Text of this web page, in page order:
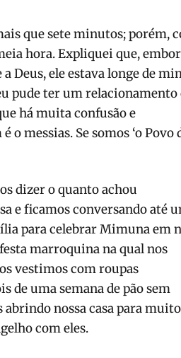
que sete minutos; porém,
hora. Expliquei que,
Deus, ele estava longe de
pude ter um
há muita confusão e
messias. Se somos ‘o Povo
dizer o quanto achou
e ficamos conversando até
para celebrar Mimuna em
marroquina na qual nos
vestimos com roupas
de uma semana de pão sem
nossa casa para
com eles.